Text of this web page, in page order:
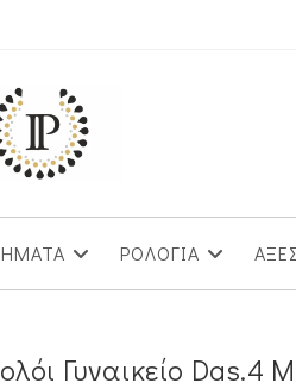
ΡΟΛΟΓΙΑ
Γυναικείο